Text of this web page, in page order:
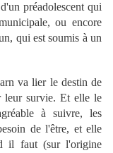
préadolescent qui
ou encore
qui est soumis à un
va lier le destin de
leur survie. Et elle le
à suivre, les
de l'être, et elle
il faut (sur l'origine